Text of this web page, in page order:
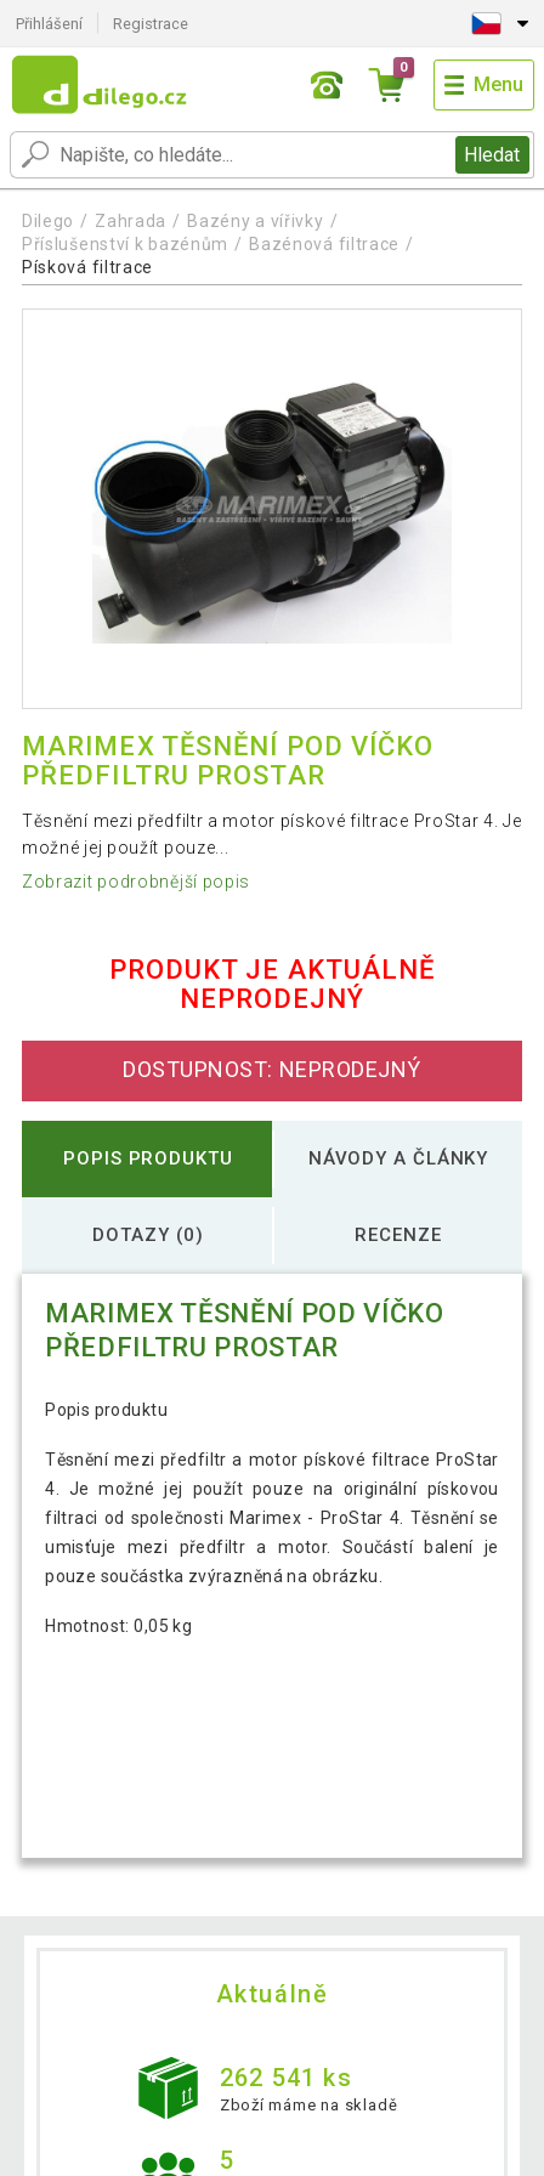
Přihlášení Registrace
Hledat
0
Menu
Dilego Zahrada
Bazény a vířivky
Příslušenství k bazénům
Bazénová filtrace
Písková filtrace
MARIMEX TĚSNĚNÍ POD VÍČKO
PŘEDFILTRU PROSTAR
Těsnění mezi předfiltr a motor pískové filtrace ProStar 4. Je
možné jej použít pouze...
Zobrazit podrobnější popis
PRODUKT JE AKTUÁLNĚ
NEPRODEJNÝ
DOSTUPNOST: NEPRODEJNÝ
POPIS PRODUKTU NÁVODY A ČLÁNKY
DOTAZY (0) RECENZE
MARIMEX TĚSNĚNÍ POD VÍČKO
PŘEDFILTRU PROSTAR
Popis produktu
Těsnění mezi předfiltr a motor pískové filtrace ProStar
4. Je možné jej použít pouze na originální pískovou
filtraci od společnosti Marimex - ProStar 4. Těsnění se
umisťuje mezi předfiltr a motor. Součástí balení je
pouze součástka zvýrazněná na obrázku.
Hmotnost: 0,05 kg
Aktuálně
262 541 ks
Zboží máme na skladě
5